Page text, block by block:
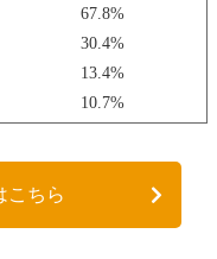
67.8%
30.4%
13.4%
10.7%
こちら